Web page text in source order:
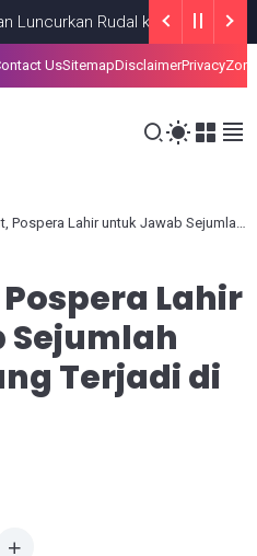
Rudal ke Pangkalan AS di
UsSitemapDisclaimerPrivacy
Lahir untuk Jawab Sejumlah Persoalan yang Terjadi di Masyarakat
Lahir
Terjadi di